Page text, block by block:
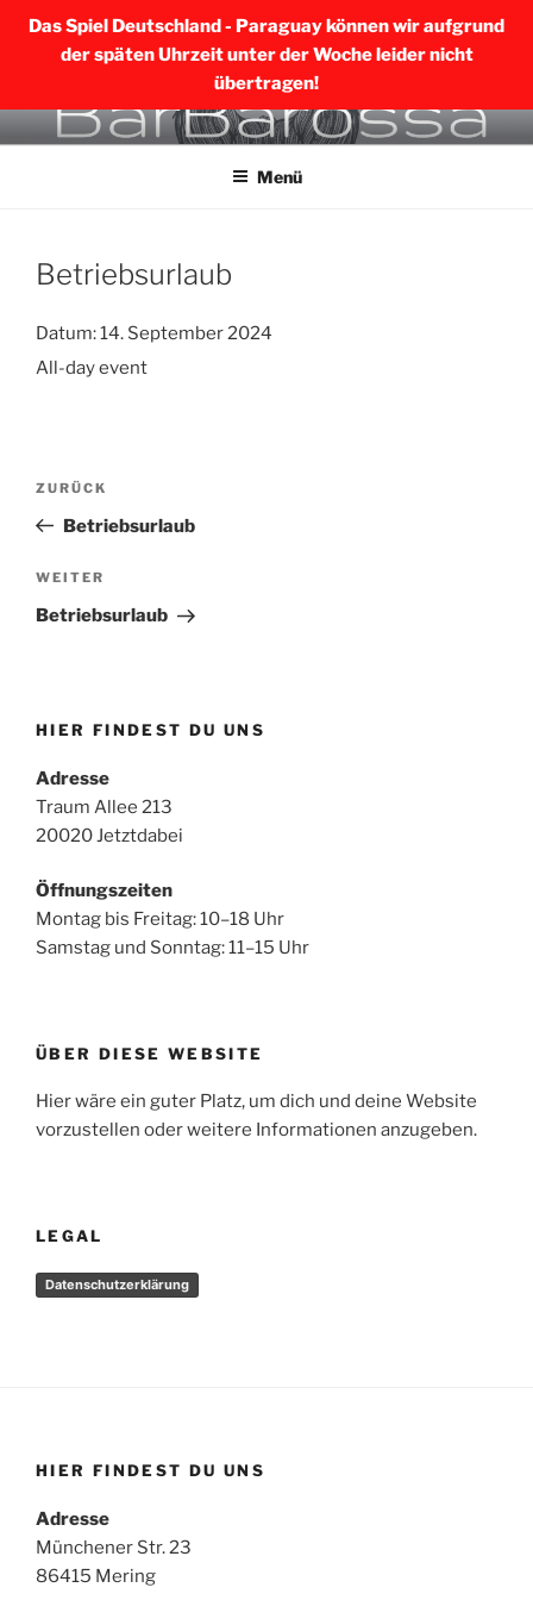
Das Spiel Deutschland - Paraguay können wir aufgrund
der späten Uhrzeit unter der Woche leider nicht
übertragen!
InhaltBARBAROSSA MERING
Menü
Betriebsurlaub
Datum:14. September 2024
All-day event
Beitragsnavigation
Vorheriger
Beitrag
ZURÜCK
Betriebsurlaub
Nächster
Beitrag
WEITER
Betriebsurlaub
HIER FINDEST DU UNS
Adresse
Traum Allee 213
20020 Jetztdabei
Öffnungszeiten
Montag bis Freitag: 10–18 Uhr
Samstag und Sonntag: 11–15 Uhr
ÜBER DIESE WEBSITE
Hier wäre ein guter Platz, um dich und deine Website
vorzustellen oder weitere Informationen anzugeben.
LEGAL
Datenschutzerklärung
HIER FINDEST DU UNS
Adresse
Münchener Str. 23
86415 Mering